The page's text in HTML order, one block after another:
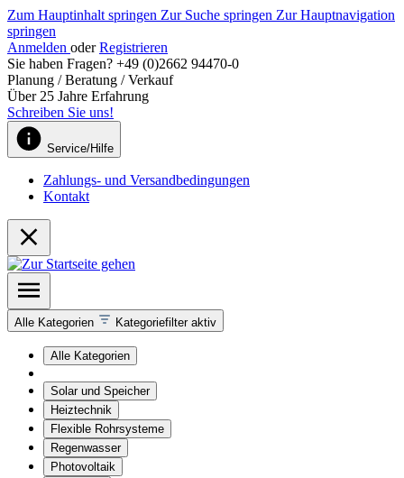
Zum Hauptinhalt springen Zur Suche springen Zur Hauptnavigation
springen
Anmelden oder Registrieren
Sie haben Fragen? +49 (0)2662 94470-0
Planung / Beratung / Verkauf
Über 25 Jahre Erfahrung
Schreiben Sie uns!
Service/Hilfe
Zahlungs- und Versandbedingungen
Kontakt
Alle Kategorien Kategoriefilter aktiv
Alle Kategorien
Solar und Speicher
Heiztechnik
Flexible Rohrsysteme
Regenwasser
Photovoltaik